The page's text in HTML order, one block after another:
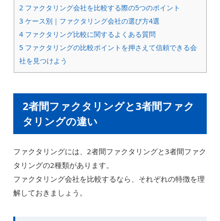
2ファクタリング会社を比較する際の5つのポイント
3ケース別｜ファクタリング会社の選び方4選
4ファクタリング比較に関するよくある質問
5ファクタリングの比較ポイントを押さえて信頼できる会
社を見つけよう
2者間ファクタリングと3者間ファク
タリングの違い
ファクタリングには、2者間ファクタリングと3者間ファク
タリングの2種類があります。
ファクタリング会社を比較するなら、それぞれの特徴を理
解しておきましょう。